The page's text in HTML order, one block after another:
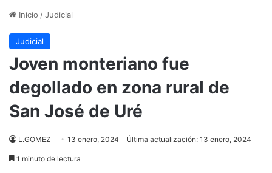
Inicio /Judicial
Judicial
Joven monteriano fue
degollado en zona rural de
San José de Uré
L.GOMEZ 13 enero, 2024 Última actualización: 13 enero, 2024
1 minuto de lectura